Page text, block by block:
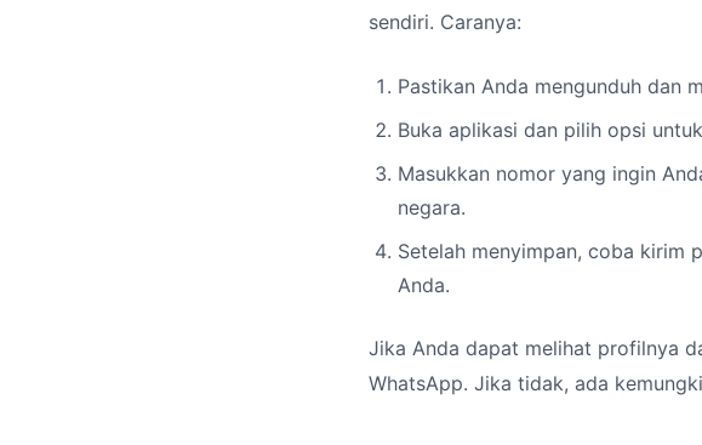
sendiri. Caranya:
Pastikan Anda mengunduh dan
Buka aplikasi dan pilih opsi
Masukkan nomor yang ingin
negara.
Setelah menyimpan, coba kirim
Anda.
Jika Anda dapat melihat profilnya
WhatsApp. Jika tidak, ada